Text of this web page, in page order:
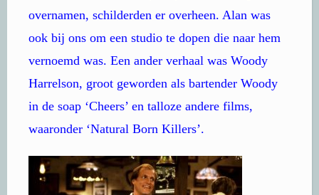
overnamen, schilderden er overheen. Alan was
ook bij ons om een studio te dopen die naar hem
vernoemd was. Een ander verhaal was Woody
Harrelson, groot geworden als bartender Woody
in de soap ‘Cheers’ en talloze andere films,
waaronder ‘Natural Born Killers’.